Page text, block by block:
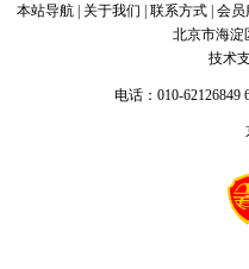
本站导航 关于我们 联系方式 会员
北京市海淀
技术
电话：010-62126849